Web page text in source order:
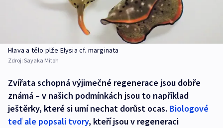
Hlava a tělo plže Elysia cf. marginata
Zdroj: Sayaka Mitoh
Zvířata schopná výjimečné regenerace jsou dobře
známá – v našich podmínkách jsou to například
ještěrky, které si umí nechat dorůst ocas. Biologové
teď ale popsali tvory, kteří jsou v regeneraci